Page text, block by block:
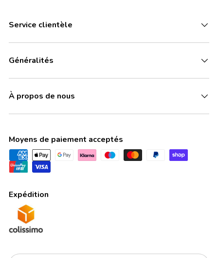
Service clientèle
Généralités
À propos de nous
Moyens de paiement acceptés
Expédition